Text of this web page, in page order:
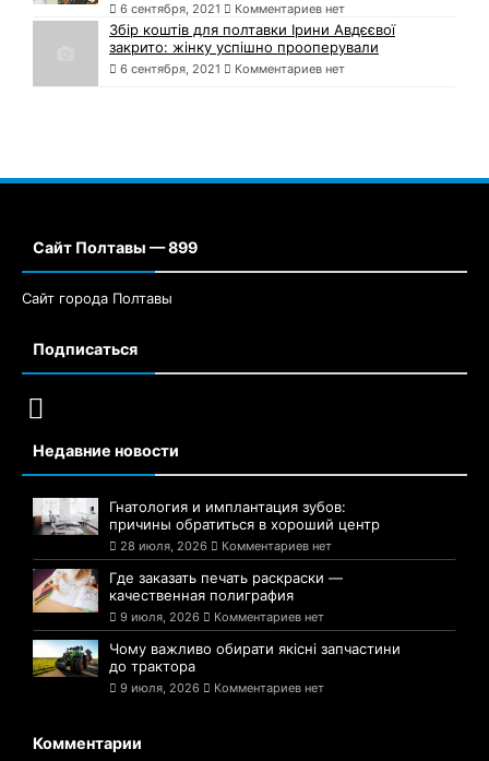
6 сентября, 2021 Комментариев нет
Збір коштів для полтавки Ірини Авдєєвої
закрито: жінку успішно прооперували
6 сентября, 2021 Комментариев нет
Сайт Полтавы — 899
Сайт города Полтавы
Подписаться
Недавние новости
Гнатология и имплантация зубов:
причины обратиться в хороший центр
28 июля, 2026 Комментариев нет
Где заказать печать раскраски —
качественная полиграфия
9 июля, 2026 Комментариев нет
Чому важливо обирати якісні запчастини
до трактора
9 июля, 2026 Комментариев нет
Комментарии